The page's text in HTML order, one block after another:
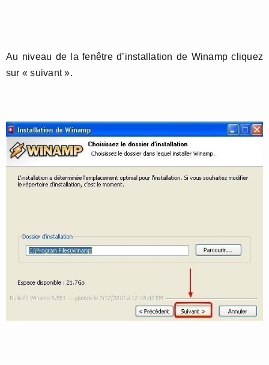
Au niveau de la fenêtre d’installation de Winamp cliquez
sur « suivant ».